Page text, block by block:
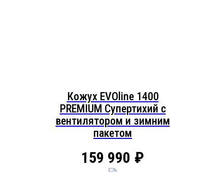
Кожух EVOline 1400
PREMIUM Супертихий c
вентилятором и зимним
пакетом
159 990 ₽